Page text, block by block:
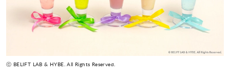
ⓒ BELIFT LAB & HYBE. All Rights Reserved.